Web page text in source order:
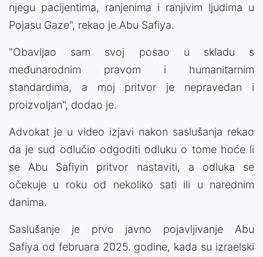
njegu pacijentima, ranjenima i ranjivim ljudima u
Pojasu Gaze", rekao je Abu Safiya.
"Obavljao sam svoj posao u skladu s
međunarodnim pravom i humanitarnim
standardima, a moj pritvor je nepravedan i
proizvoljan", dodao je.
Advokat je u video izjavi nakon saslušanja rekao
da je sud odlučio odgoditi odluku o tome hoće li
se Abu Safiyin pritvor nastaviti, a odluka se
očekuje u roku od nekoliko sati ili u narednim
danima.
Saslušanje je prvo javno pojavljivanje Abu
Safiya od februara 2025. godine, kada su izraelski